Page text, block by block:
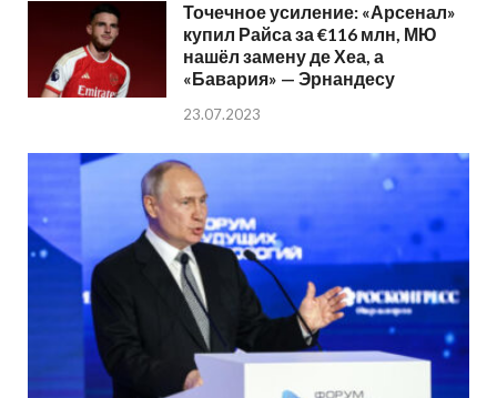
Точечное усиление: «Арсенал»
купил Райса за €116 млн, МЮ
нашёл замену де Хеа, а
«Бавария» — Эрнандесу
23.07.2023